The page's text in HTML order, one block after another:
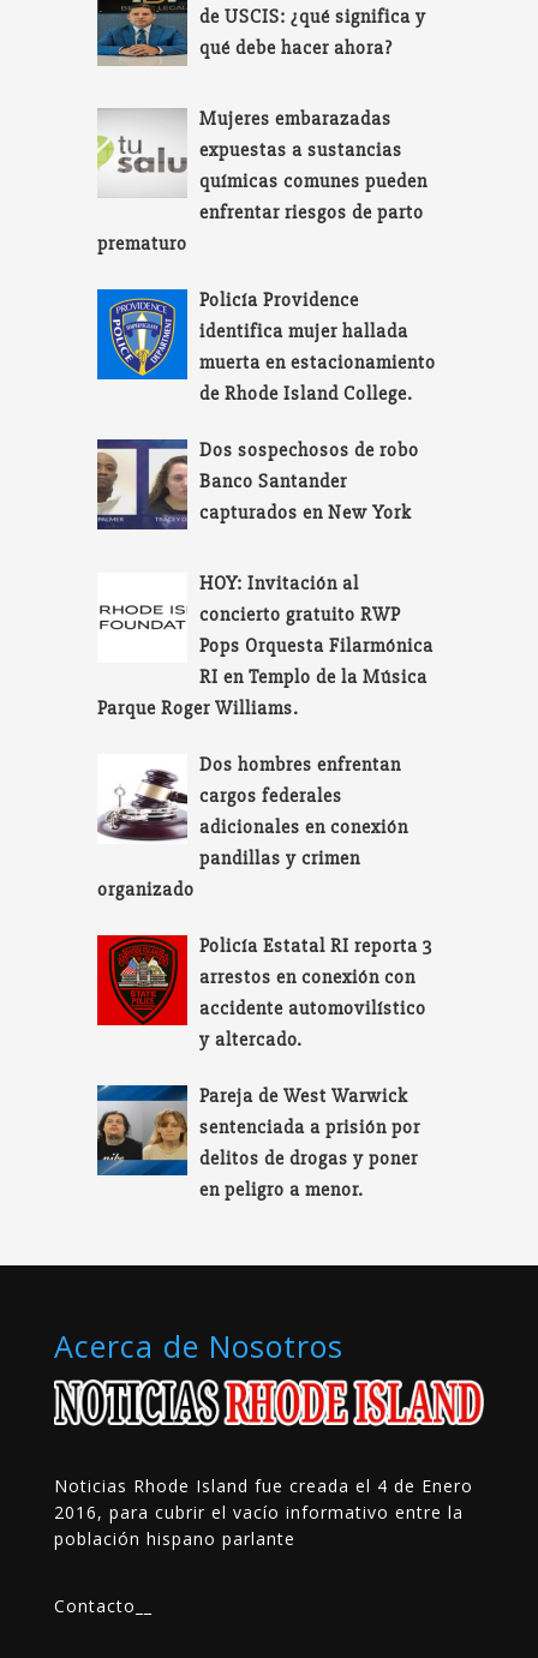
de USCIS: ¿qué significa y
qué debe hacer ahora?
Mujeres embarazadas
expuestas a sustancias
químicas comunes pueden
enfrentar riesgos de parto
prematuro
Policía Providence
identifica mujer hallada
muerta en estacionamiento
de Rhode Island College.
Dos sospechosos de robo
Banco Santander
capturados en New York
HOY: Invitación al
concierto gratuito RWP
Pops Orquesta Filarmónica
RI en Templo de la Música
Parque Roger Williams.
Dos hombres enfrentan
cargos federales
adicionales en conexión
pandillas y crimen
organizado
Policía Estatal RI reporta 3
arrestos en conexión con
accidente automovilístico
y altercado.
Pareja de West Warwick
sentenciada a prisión por
delitos de drogas y poner
en peligro a menor.
Acerca de Nosotros
Noticias Rhode Island fue creada el 4 de Enero
2016, para cubrir el vacío informativo entre la
población hispano parlante
Contacto